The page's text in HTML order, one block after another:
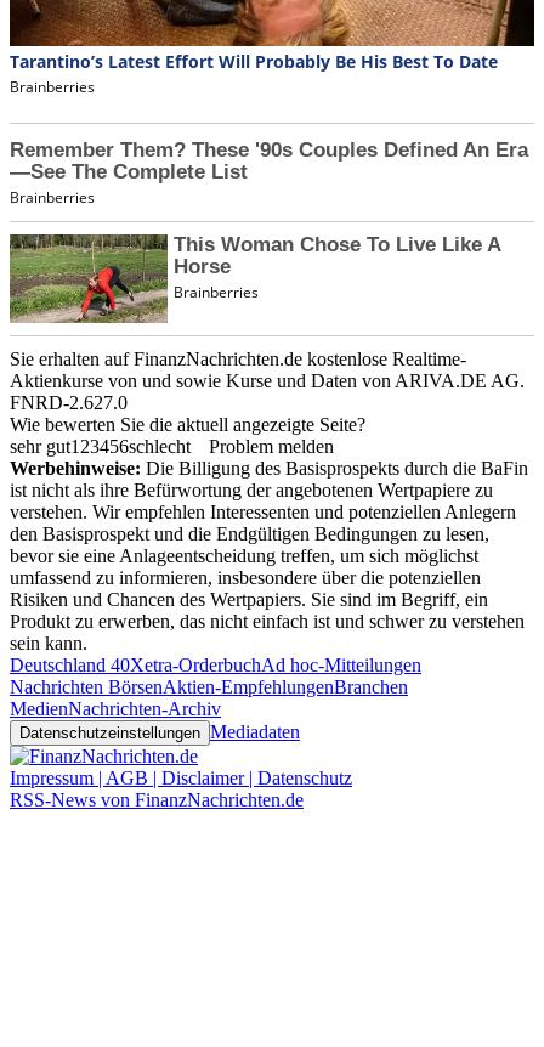
Sie erhalten auf FinanzNachrichten.de kostenlose Realtime-
Aktienkurse von und sowie Kurse und Daten von ARIVA.DE AG.
FNRD-2.627.0
Wie bewerten Sie die aktuell angezeigte Seite?
sehr gut1 23456schlecht
Problem melden
Werbehinweise: Die Billigung des Basisprospekts durch die BaFin
ist nicht als ihre Befürwortung der angebotenen Wertpapiere zu
verstehen. Wir empfehlen Interessenten und potenziellen Anlegern
den Basisprospekt und die Endgültigen Bedingungen zu lesen,
bevor sie eine Anlageentscheidung treffen, um sich möglichst
umfassend zu informieren, insbesondere über die potenziellen
Risiken und Chancen des Wertpapiers. Sie sind im Begriff, ein
Produkt zu erwerben, das nicht einfach ist und schwer zu verstehen
sein kann.
Deutschland 40Xetra-OrderbuchAd hoc-Mitteilungen
Nachrichten BörsenAktien-EmpfehlungenBranchen
MedienNachrichten-Archiv
Datenschutzeinstellungen Mediadaten
Impressum | AGB | Disclaimer | Datenschutz
RSS-News von FinanzNachrichten.de